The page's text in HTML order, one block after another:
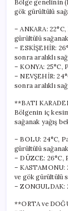
Bölge genelinin
gök gürültülü
– ANKARA:
gürültülü sağanak
– ESKİŞEHİR:
sonra aralıklı
– KONYA: 25°C,
– NEVŞEHİR:
sonra aralıklı
**BATI
Bölgenin iç
sağanak yağış
– BOLU: 24°C,
gürültülü sağanak
– DÜZCE: 26°C,
– KASTAMONU:
ve gök gürültülü
– ZONGULDAK:
**ORTA ve